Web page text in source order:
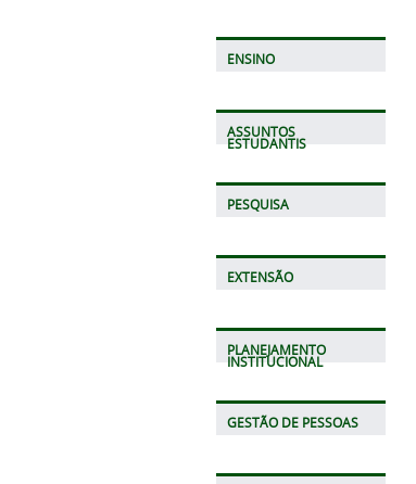
ENSINO
ASSUNTOS
ESTUDANTIS
PESQUISA
EXTENSÃO
PLANEJAMENTO
INSTITUCIONAL
GESTÃO DE PESSOAS